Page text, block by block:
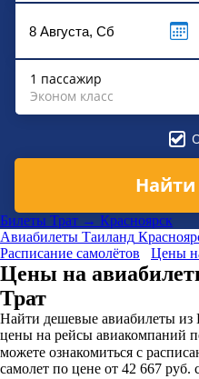
1 пассажир
Эконом класс
Билеты Трат → Красноярск
Авиабилеты Таиланд
Расписание самолётов
Цены
Цены на
Трат
Найти дешевые авиабилеты из
цены на рейсы авиакомпаний
можете ознакомиться с
самолет по цене от 42 667 руб.